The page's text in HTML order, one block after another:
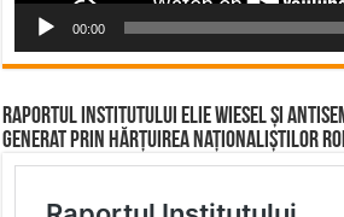
00:00
Raportul Institutului Elie Wiesel și
Generat prin Hărțuirea Naționaliștilor